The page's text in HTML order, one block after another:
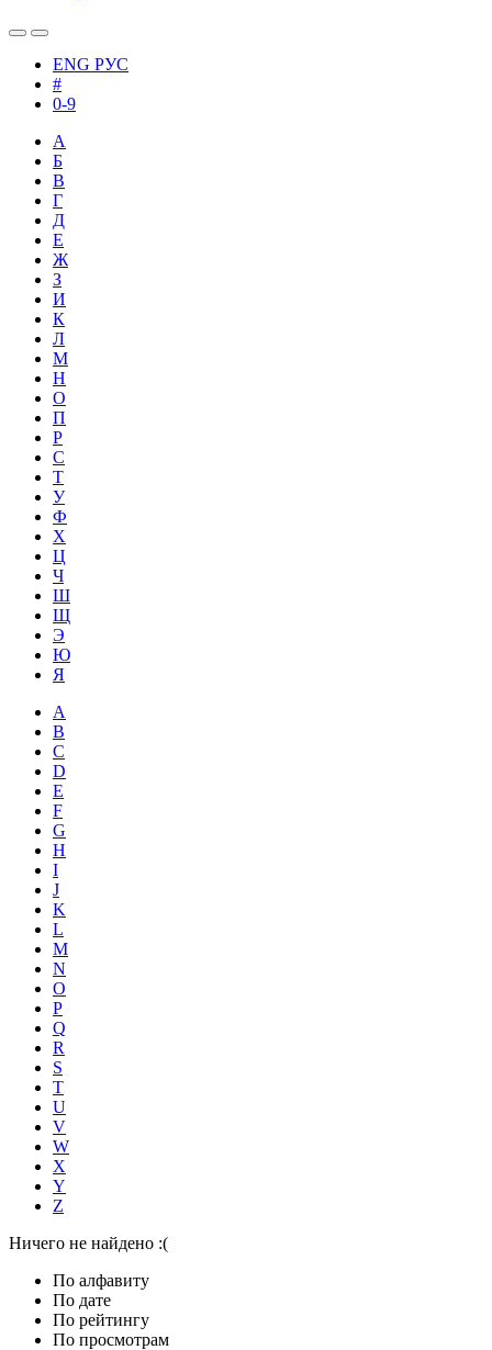
ENG РУС
#
0-9
А
Б
В
Г
Д
Е
Ж
З
И
К
Л
М
Н
О
П
Р
С
Т
У
Ф
Х
Ц
Ч
Ш
Щ
Э
Ю
Я
A
B
C
D
E
F
G
H
I
J
K
L
M
N
O
P
Q
R
S
T
U
V
W
X
Y
Z
Ничего не найдено :(
По алфавиту
По дате
По рейтингу
По просмотрам